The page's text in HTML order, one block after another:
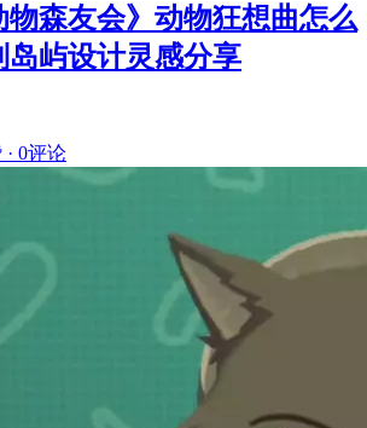
物森友会》动物狂想曲怎么
岛屿设计灵感分享
· 0评论